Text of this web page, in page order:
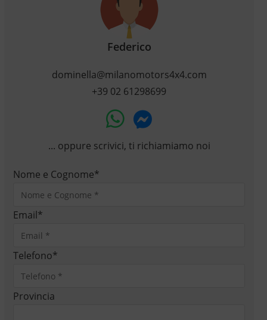
Federico
dominella@milanomotors4x4.com
+39 02 61298699
... oppure scrivici, ti richiamiamo noi
Nome e Cognome*
Email*
Telefono*
Provincia